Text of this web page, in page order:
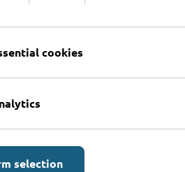
Sie eine neue
Sachverständigen oder
benannten
entscheidet
cookies
selection